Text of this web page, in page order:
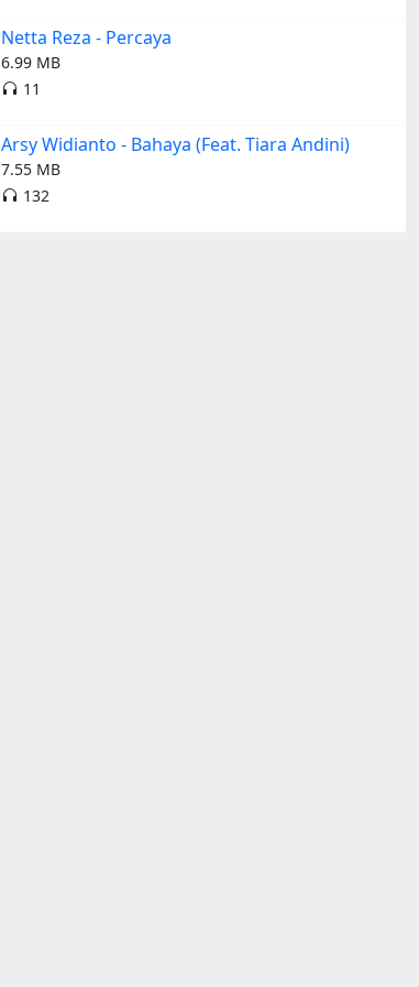
Netta Reza - Percaya
6.99 MB
11
Arsy Widianto - Bahaya (Feat. Tiara Andini)
7.55 MB
132